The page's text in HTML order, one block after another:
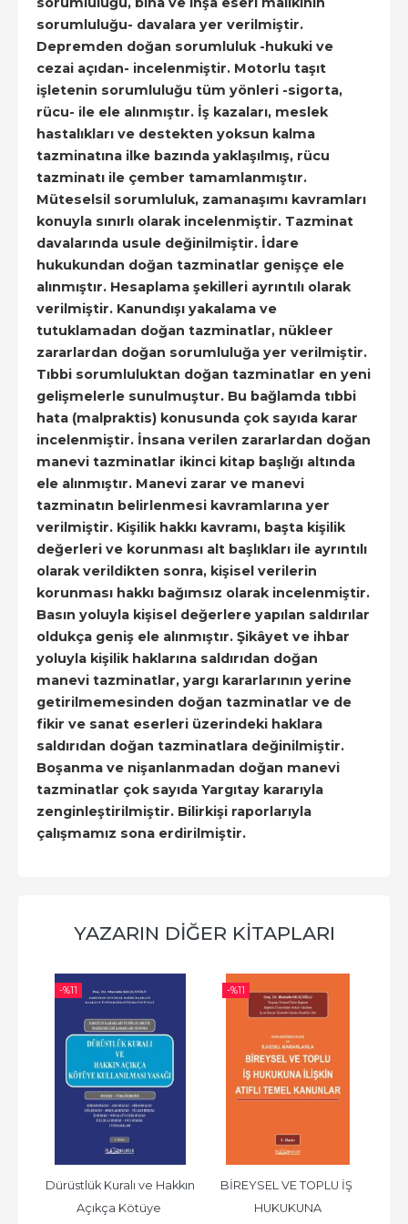
sorumluluğu- davalara yer verilmiştir.
Depremden doğan sorumluluk -hukuki ve
cezai açıdan- incelenmiştir. Motorlu taşıt
işletenin sorumluluğu tüm yönleri -sigorta,
rücu- ile ele alınmıştır. İş kazaları, meslek
hastalıkları ve destekten yoksun kalma
tazminatına ilke bazında yaklaşılmış, rücu
tazminatı ile çember tamamlanmıştır.
Müteselsil sorumluluk, zamanaşımı kavramları
konuyla sınırlı olarak incelenmiştir. Tazminat
davalarında usule değinilmiştir. İdare
hukukundan doğan tazminatlar genişçe ele
alınmıştır. Hesaplama şekilleri ayrıntılı olarak
verilmiştir. Kanundışı yakalama ve
tutuklamadan doğan tazminatlar, nükleer
zararlardan doğan sorumluluğa yer verilmiştir.
Tıbbi sorumluluktan doğan tazminatlar en yeni
gelişmelerle sunulmuştur. Bu bağlamda tıbbi
hata (malpraktis) konusunda çok sayıda karar
incelenmiştir. İnsana verilen zararlardan doğan
manevi tazminatlar ikinci kitap başlığı altında
ele alınmıştır. Manevi zarar ve manevi
tazminatın belirlenmesi kavramlarına yer
verilmiştir. Kişilik hakkı kavramı, başta kişilik
değerleri ve korunması alt başlıkları ile ayrıntılı
olarak verildikten sonra, kişisel verilerin
korunması hakkı bağımsız olarak incelenmiştir.
Basın yoluyla kişisel değerlere yapılan saldırılar
oldukça geniş ele alınmıştır. Şikâyet ve ihbar
yoluyla kişilik haklarına saldırıdan doğan
manevi tazminatlar, yargı kararlarının yerine
getirilmemesinden doğan tazminatlar ve de
fikir ve sanat eserleri üzerindeki haklara
saldırıdan doğan tazminatlara değinilmiştir.
Boşanma ve nişanlanmadan doğan manevi
tazminatlar çok sayıda Yargıtay kararıyla
zenginleştirilmiştir. Bilirkişi raporlarıyla
çalışmamız sona erdirilmiştir.
YAZARIN DIĞER KITAPLARI
-%11
Dürüstlük Kuralı ve Hakkın
Açıkça Kötüye
-%11
BİREYSEL VE TOPLU İŞ
HUKUKUNA